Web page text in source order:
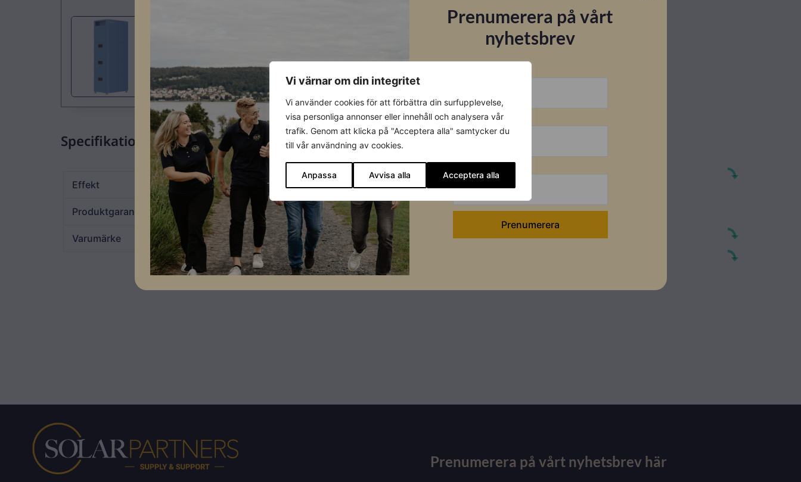
Vi värnar om din integritet
Vi använder cookies för att förbättra din surfupplevelse,
visa personliga annonser eller innehåll och analysera vår
trafik. Genom att klicka på "Acceptera alla" samtycker du
till vår användning av cookies.
Anpassa Avvisa alla Acceptera alla
Specifikationer
Effekt 5,12 kWh
Produktgaranti 10 år
Varumärke Solplanet
Ladda ner
Montageanvisningar
Prenumerera på vårt nyhetsbrev här
Prenumerera på vårt
nyhetsbrev
Förnamn
Efternamn